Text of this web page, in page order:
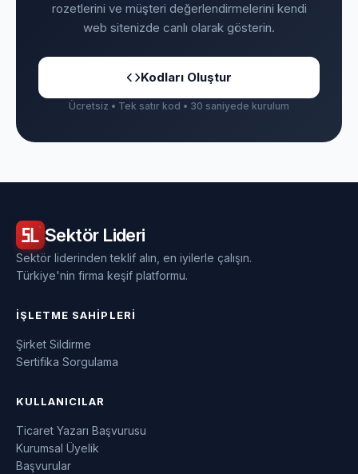
rozetlerini ve müşteri değerlendirmelerini kendi
web sitenizde canlı olarak gösterin.
Kodları Oluştur
Ücretsiz • Tek satır kod • 30 saniyede kurulum
Sektör Lideri
Sektör liderinden teklif alın, en iyilerle çalışın.
Türkiye'nin firma keşif platformu.
İŞLETME SAHIPLERI
Şirket Sildirme
Sertifika Sorgulama
KULLANICILAR
Ticaret Yazarı Başvurusu
Kurumsal Üyelik
Başvurular